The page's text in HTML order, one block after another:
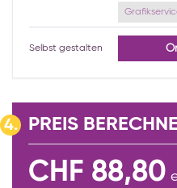
Selbst gestalten
4. PREIS
CHF 88,80